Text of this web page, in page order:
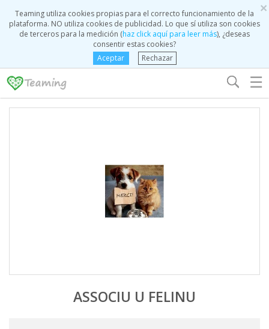
×
Teaming utiliza cookies propias para el correcto funcionamiento de la
plataforma. NO utiliza cookies de publicidad. Lo que sí utiliza son cookies
de terceros para la medición (haz click aquí para leer más), ¿deseas
consentir estas cookies?
Aceptar
Rechazar
☰
ASSOCIU U FELINU